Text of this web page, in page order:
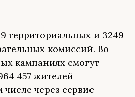
территориальных и 3249
комиссий. Во
кампаниях смогут
457 жителей
через сервис